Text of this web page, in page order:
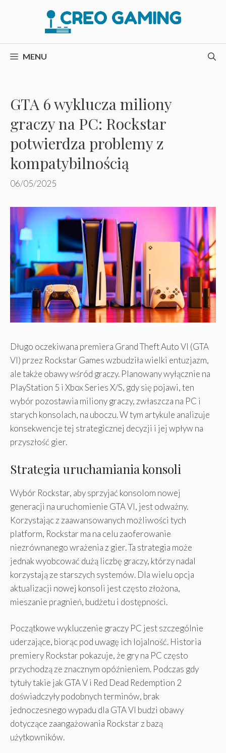
MENU
GTA 6 wyklucza miliony
graczy na PC: Rockstar
potwierdza problemy z
kompatybilnością
06/05/2025
Długo oczekiwana premiera Grand Theft Auto VI (GTA
VI) przez Rockstar Games wzbudziła wielki entuzjazm,
ale także obawy wśród graczy. Planowany wyłącznie na
PlayStation 5 i Xbox Series X/S, gdy się pojawi, ten
wybór pozostawia miliony graczy, zwłaszcza na PC i
starych konsolach, na uboczu. W tym artykule analizuje
konsekwencje tej strategicznej decyzji i jej wpływ na
przyszłość gier.
Strategia uruchamiania konsoli
Wybór Rockstar, aby sprzyjać konsolom nowej
generacji na uruchomienie GTA VI, jest odważny.
Korzystając z zaawansowanych możliwości tych
platform, Rockstar ma na celu zaoferowanie
niezrównanego wrażenia z gier. Ta strategia może
jednak wyobcować dużą liczbę graczy, którzy nadal
korzystają ze starszych systemów. Dla wielu opcja
aktualizacji nowej konsoli jest często złożona,
mieszanie pragnień, budżetu i dostępności.
Początkowe wykluczenie graczy PC jest szczególnie
uderzające, biorąc pod uwagę ich lojalność. Historia
premiery Rockstar pokazuje, że gry na PC często
przychodzą ze znacznym opóźnieniem. Podczas gdy
tytuły takie jak GTA V i Red Dead Redemption 2
doświadczyły podobnych terminów, brak
jednoczesnego wypadu dla GTA VI budzi obawy
dotyczące zaangażowania Rockstar z bazą
użytkowników.